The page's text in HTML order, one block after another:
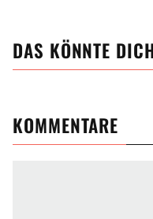
DAS KÖNNTE
KOMMENTARE